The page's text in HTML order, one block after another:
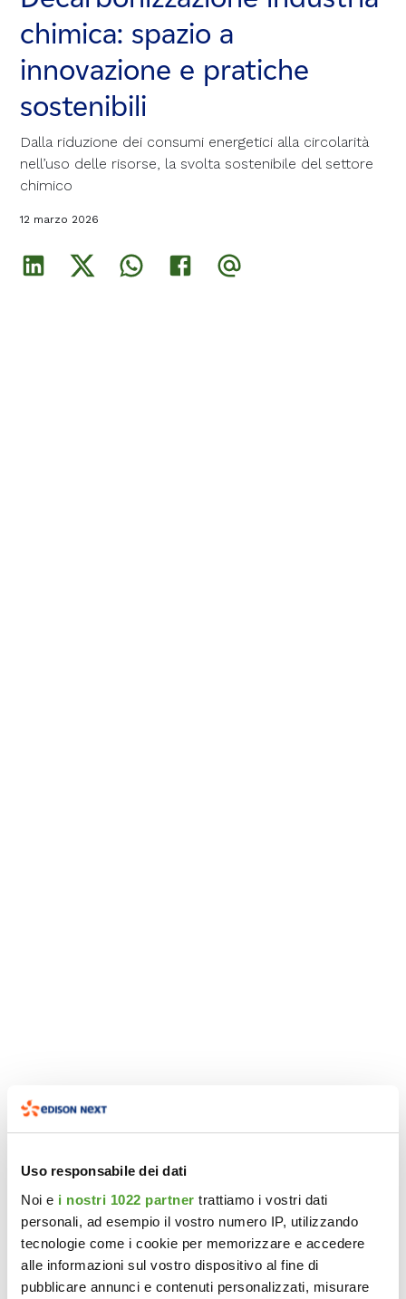
Uso responsabile dei dati
Noi e i nostri 1022 partner trattiamo i vostri dati
personali, ad esempio il vostro numero IP, utilizzando
tecnologie come i cookie per memorizzare e accedere
alle informazioni sul vostro dispositivo al fine di
pubblicare annunci e contenuti personalizzati, misurare
chimica: spazio a
innovazione e pratiche
sostenibili
Dalla riduzione dei consumi energetici alla circolarità
nell’uso delle risorse, la svolta sostenibile del settore
chimico
12 marzo 2026
chimica: spazio a
innovazione e pratiche
sostenibili
Dalla riduzione dei consumi energetici alla circolarità
nell’uso delle risorse, la svolta sostenibile del settore
chimico
12 marzo 2026
chimica: spazio a
innovazione e pratiche
sostenibili
Dalla riduzione dei consumi energetici alla circolarità
nell’uso delle risorse, la svolta sostenibile del settore
chimico
12 marzo 2026